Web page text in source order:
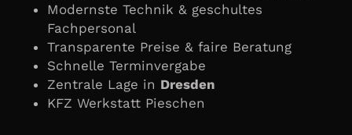
Modernste Technik & geschultes
Fachpersonal
Transparente Preise & faire Beratung
Schnelle Terminvergabe
Zentrale Lage in Dresden
KFZ Werkstatt Pieschen